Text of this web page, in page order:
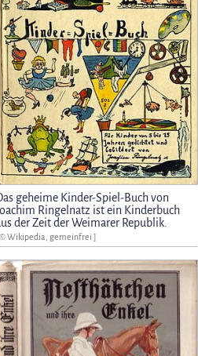
geheime Kinder-Spiel-Buch von
Ringelnatz ist ein Kinderbuch
der Zeit der Weimarer Republik.
Wikipedia, gemeinfrei ]